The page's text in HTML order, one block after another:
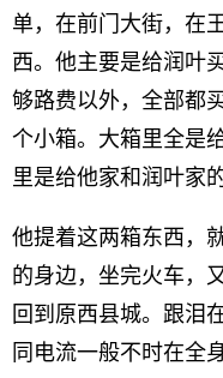
单，在前门大街，在
西。他主要是给润叶
够路费以外，全部都
个小箱。大箱里全是
里是给他家和润叶家
他提着这两箱东西，
的身边，坐完火车，
回到原西县城。跟泪
同电流一般不时在全